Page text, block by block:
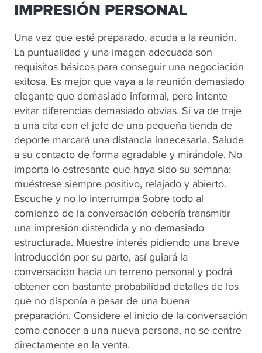
IMPRESIÓN PERSONAL
Una vez que esté preparado, acuda a la reunión.
La puntualidad y una imagen adecuada son
requisitos básicos para conseguir una negociación
exitosa. Es mejor que vaya a la reunión demasiado
elegante que demasiado informal, pero intente
evitar diferencias demasiado obvias. Si va de traje
a una cita con el jefe de una pequeña tienda de
deporte marcará una distancia innecesaria. Salude
a su contacto de forma agradable y mirándole. No
importa lo estresante que haya sido su semana:
muéstrese siempre positivo, relajado y abierto.
Escuche y no lo interrumpa Sobre todo al
comienzo de la conversación debería transmitir
una impresión distendida y no demasiado
estructurada. Muestre interés pidiendo una breve
introducción por su parte, así guiará la
conversación hacia un terreno personal y podrá
obtener con bastante probabilidad detalles de los
que no disponía a pesar de una buena
preparación. Considere el inicio de la conversación
como conocer a una nueva persona, no se centre
directamente en la venta.